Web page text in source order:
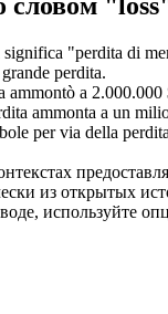
significa "perdita di
perdita.
ammontò a 2.000.000
ammonta a un
per via della perdita
из открытых
используйте